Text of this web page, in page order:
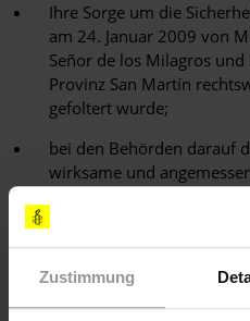
Zustimmung
Ihre Sorge um die
am 24. Januar 2009 von
Señor de los Milagros
Provinz San Martín
gefoltert wurde;
bei den Behörden darauf
wirksame und
der Organisation
Menschenrechte,